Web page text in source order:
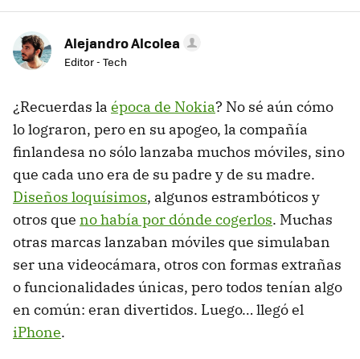
Alejandro Alcolea
Editor - Tech
¿Recuerdas la época de Nokia? No sé aún cómo
lo lograron, pero en su apogeo, la compañía
finlandesa no sólo lanzaba muchos móviles, sino
que cada uno era de su padre y de su madre.
Diseños loquísimos, algunos estrambóticos y
otros que no había por dónde cogerlos. Muchas
otras marcas lanzaban móviles que simulaban
ser una videocámara, otros con formas extrañas
o funcionalidades únicas, pero todos tenían algo
en común: eran divertidos. Luego… llegó el
iPhone.